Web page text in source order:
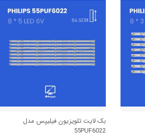
بک لایت تلویزیون فیلیپس مدل
55PUF6022